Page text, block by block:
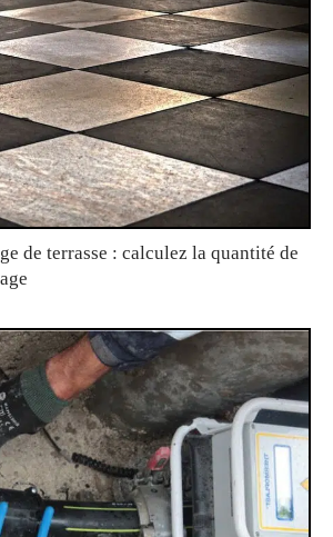
de terrasse : calculez la quantité de